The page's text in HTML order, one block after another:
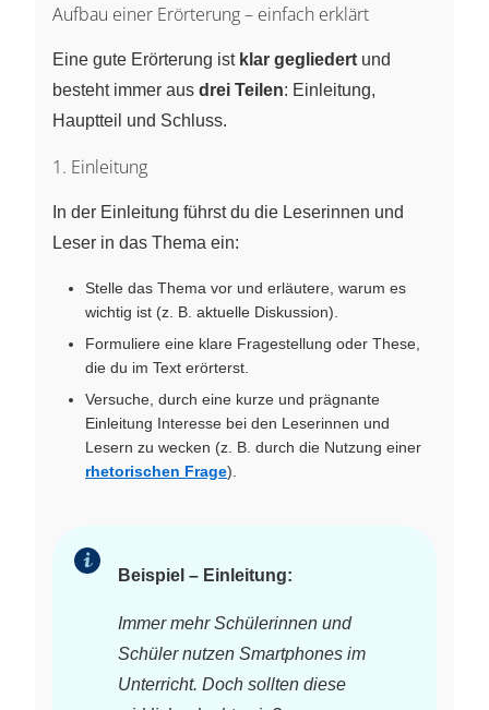
Aufbau einer Erörterung – einfach erklärt
Eine gute Erörterung ist klar gegliedert und
besteht immer aus drei Teilen: Einleitung,
Hauptteil und Schluss.
1. Einleitung
In der Einleitung führst du die Leserinnen und
Leser in das Thema ein:
Stelle das Thema vor und erläutere, warum es
wichtig ist (z. B. aktuelle Diskussion).
Formuliere eine klare Fragestellung oder These,
die du im Text erörterst.
Versuche, durch eine kurze und prägnante
Einleitung Interesse bei den Leserinnen und
Lesern zu wecken (z. B. durch die Nutzung einer
rhetorischen Frage).
Beispiel – Einleitung:
Immer mehr Schülerinnen und
Schüler nutzen Smartphones im
Unterricht. Doch sollten diese